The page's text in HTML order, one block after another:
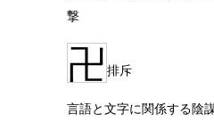
撃
卍 排斥
言語と文字に関係する陰